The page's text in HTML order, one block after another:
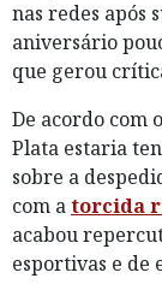
nas redes após
aniversário
que gerou
De acordo com
Plata estaria
sobre a
com atorcida
acabou
esportivas e de